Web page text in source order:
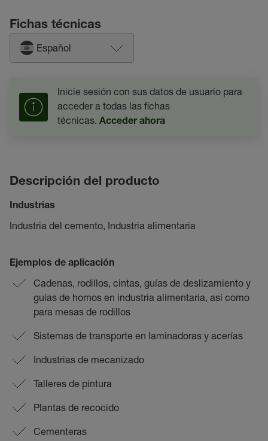
Fichas técnicas
Español
Inicie sesión con sus datos de usuario para
acceder a todas las fichas
técnicas. Acceder ahora
Descripción del producto
Industrias
Industria del cemento, Industria alimentaria
Ejemplos de aplicación
Cadenas, rodillos, cintas, guías de deslizamiento y
guías de hornos en industria alimentaria, así como
para mesas de rodillos
Sistemas de transporte en laminadoras y acerías
Industrias de mecanizado
Talleres de pintura
Plantas de recocido
Cementeras